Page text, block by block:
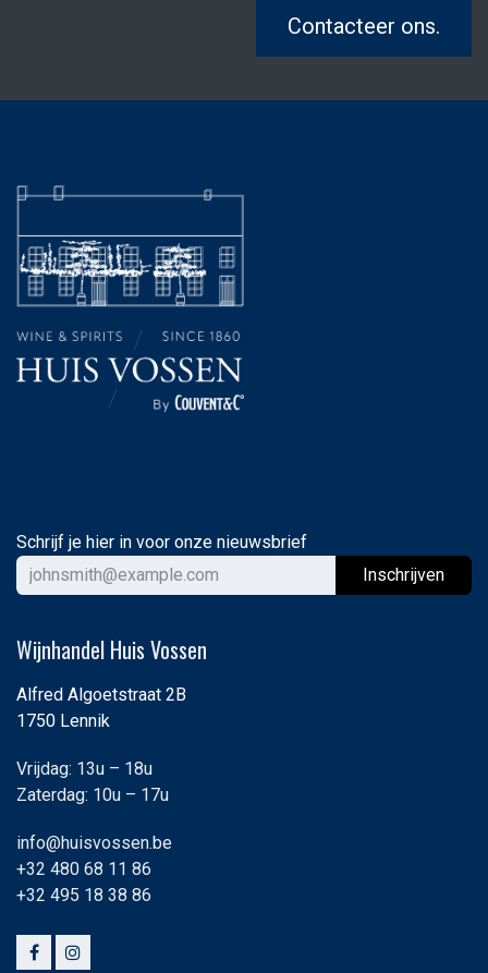
Contacteer ons.
Schrijf je hier in voor onze nieuwsbrief
Inschrijven
Wijnhandel Huis Vossen
Alfred Algoetstraat 2B
1750 Lennik
Vrijdag: 13u – 18u
Zaterdag: 10u – 17u
info@huisvossen.be
+32 480 68 11 86
+32 495 18 38 86